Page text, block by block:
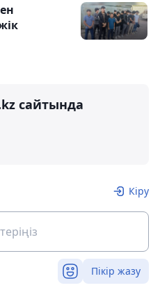
сайтында
Кіру
Пікір жазу